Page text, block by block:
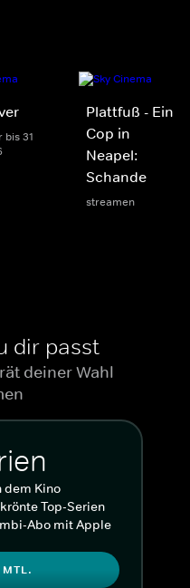
bis 31
Plattfuß - Ein
Cop in
Neapel:
Schande
streamen
dir passt
deiner Wahl
dem Kino
Top-Serien
Abo mit Apple